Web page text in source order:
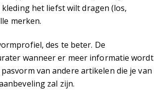
het liefst wilt dragen (los,
merken.
des te beter. De
wanneer er meer informatie wordt
van andere artikelen die je van
zal zijn.